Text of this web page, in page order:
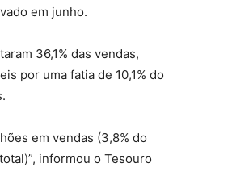
em junho.
36,1% das vendas,
por uma fatia de 10,1% do
em vendas (3,8% do
informou o Tesouro